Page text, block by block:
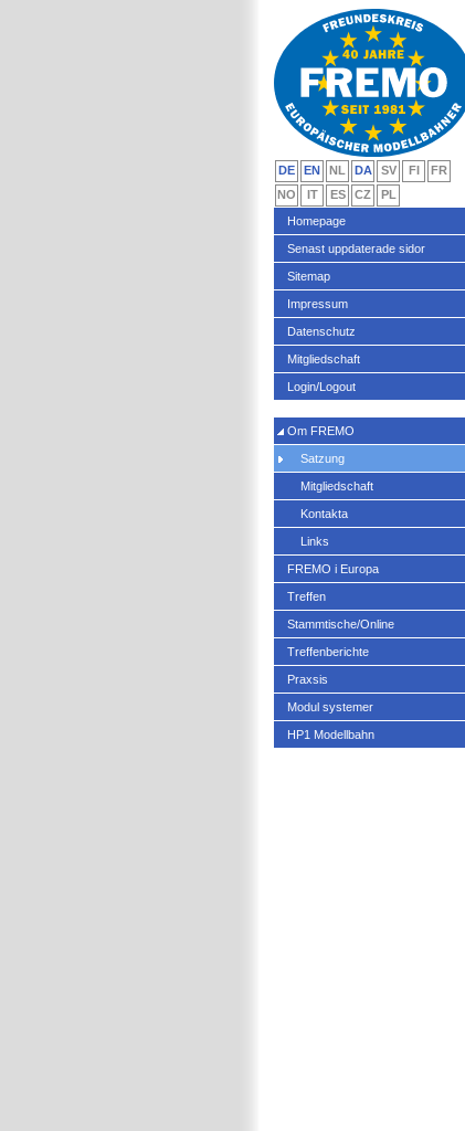
DE EN NL DA SV FI
FR
NO
IT ES CZ
PL
Homepage
Senast uppdaterade sidor
Sitemap
Impressum
Datenschutz
Mitgliedschaft
Login/Logout
Om FREMO
Satzung
Mitgliedschaft
Kontakta
Links
FREMO i Europa
Treffen
Stammtische/Online
Treffenberichte
Praxsis
Modul systemer
HP1 Modellbahn